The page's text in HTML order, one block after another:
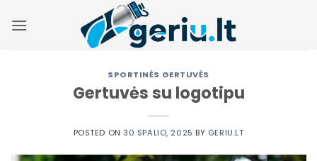
SPORTINĖS GERTUVĖS
Gertuvės su logotipu
POSTED ON30 SPALIO, 2025 BY GERIU.LT